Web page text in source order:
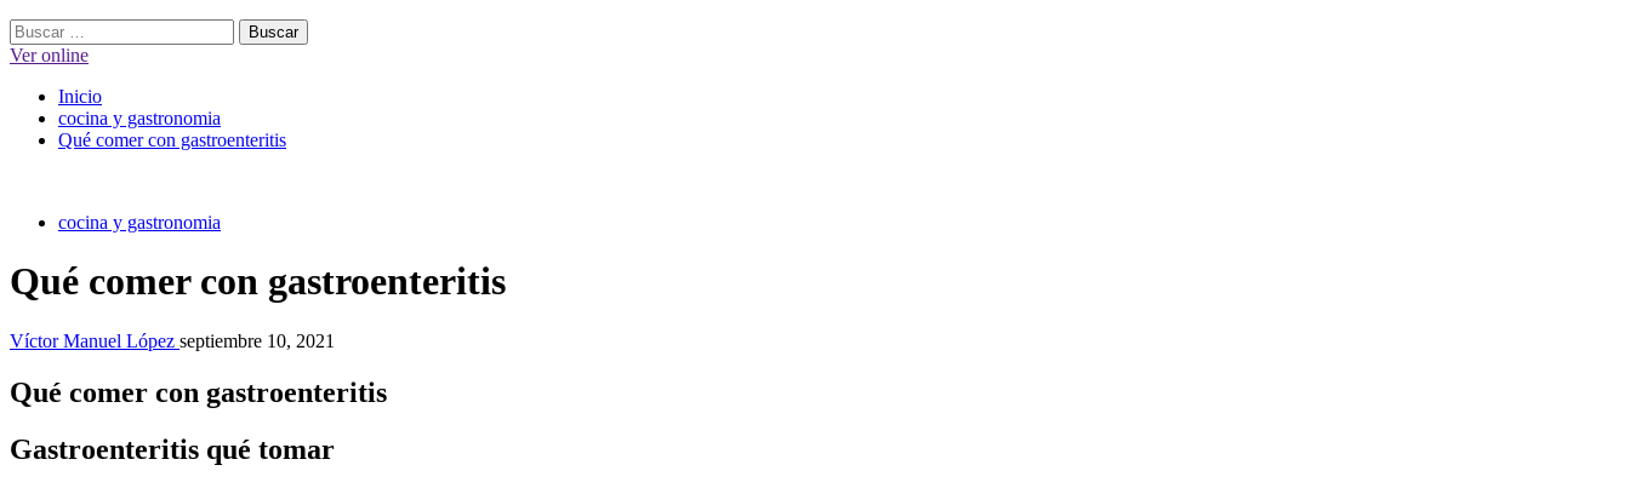
Buscar:
Ver online
Inicio
cocina y gastronomia
Qué comer con gastroenteritis
cocina y gastronomia
Qué comer con gastroenteritis
Víctor Manuel López septiembre 10, 2021
Qué comer con gastroenteritis
Gastroenteritis qué tomar